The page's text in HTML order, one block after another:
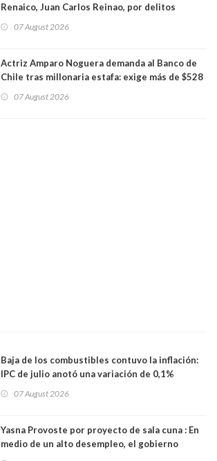
Renaico, Juan Carlos Reinao, por delitos
07 August 2026
Actriz Amparo Noguera demanda al Banco de
Chile tras millonaria estafa: exige más de $528
07 August 2026
Baja de los combustibles contuvo la inflación:
IPC de julio anotó una variación de 0,1%
07 August 2026
Yasna Provoste por proyecto de sala cuna : En
medio de un alto desempleo, el gobierno